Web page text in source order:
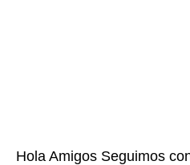
Hola Amigos Seguimos